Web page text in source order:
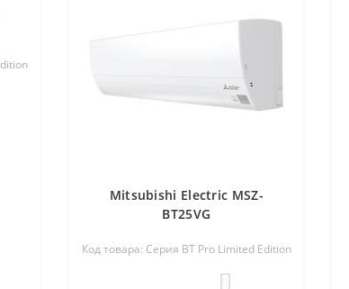
Mitsubishi Electric MSZ-
BT25VG
Код товара: Серия BT Pro Limited Edition